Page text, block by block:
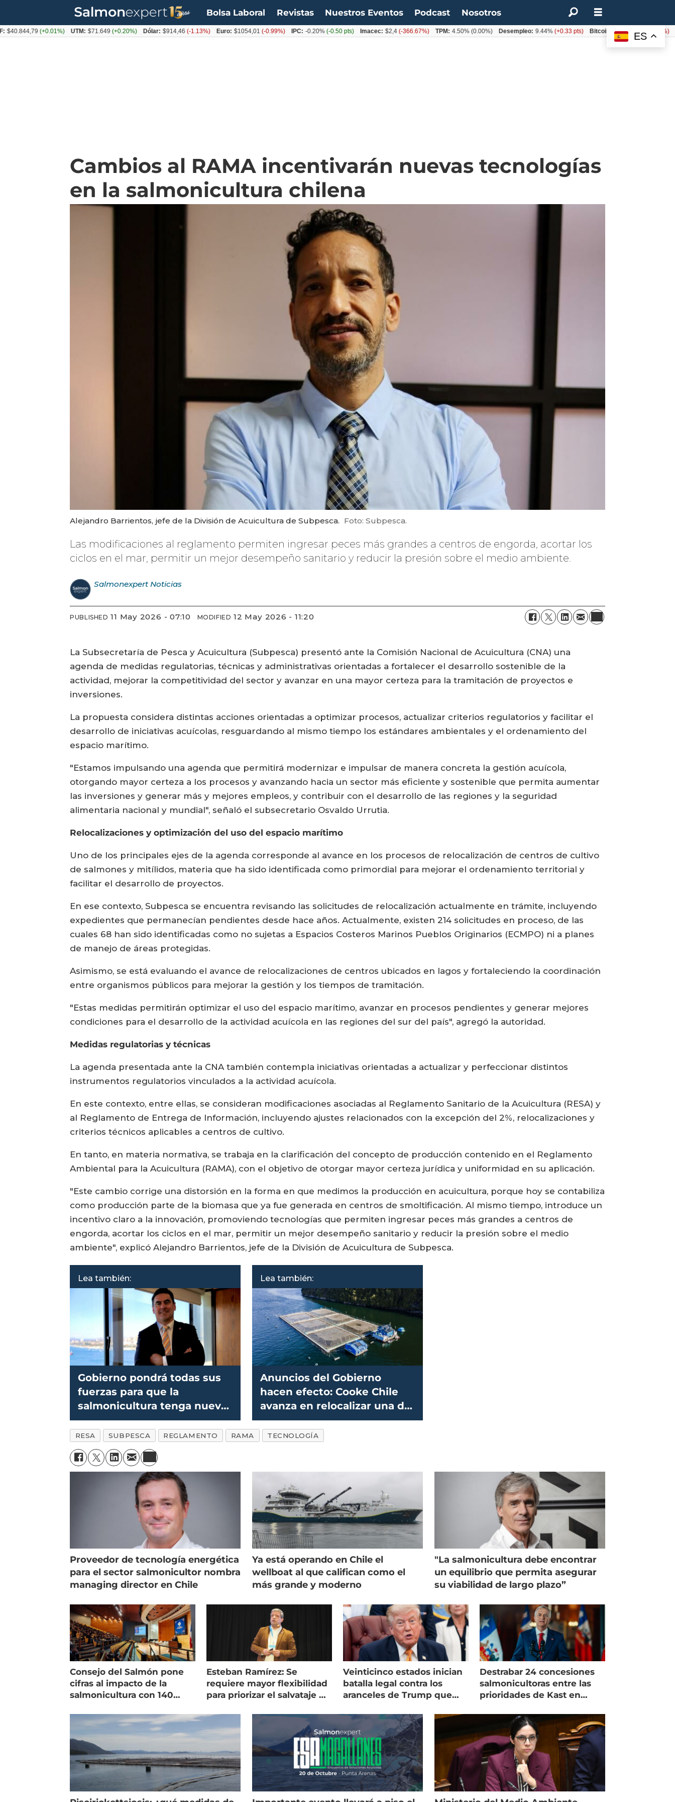
Bolsa Laboral Revistas Nuestros Eventos Podcast Nosotros
Cambios al RAMA incentivarán nuevas tecnologías
en la salmonicultura chilena
Alejandro Barrientos, jefe de la División de Acuicultura de Subpesca. Foto: Subpesca.
Las modificaciones al reglamento permiten ingresar peces más grandes a centros de engorda, acortar los
ciclos en el mar, permitir un mejor desempeño sanitario y reducir la presión sobre el medio ambiente.
Salmonexpert Noticias
PUBLISHED 11 May 2026 - 07:10 MODIFIED 12 May 2026 - 11:20
La Subsecretaría de Pesca y Acuicultura (Subpesca) presentó ante la Comisión Nacional de Acuicultura (CNA) una
agenda de medidas regulatorias, técnicas y administrativas orientadas a fortalecer el desarrollo sostenible de la
actividad, mejorar la competitividad del sector y avanzar en una mayor certeza para la tramitación de proyectos e
inversiones.
La propuesta considera distintas acciones orientadas a optimizar procesos, actualizar criterios regulatorios y facilitar el
desarrollo de iniciativas acuícolas, resguardando al mismo tiempo los estándares ambientales y el ordenamiento del
espacio marítimo.
"Estamos impulsando una agenda que permitirá modernizar e impulsar de manera concreta la gestión acuícola,
otorgando mayor certeza a los procesos y avanzando hacia un sector más eficiente y sostenible que permita aumentar
las inversiones y generar más y mejores empleos, y contribuir con el desarrollo de las regiones y la seguridad
alimentaria nacional y mundial", señaló el subsecretario Osvaldo Urrutia.
Relocalizaciones y optimización del uso del espacio marítimo
Uno de los principales ejes de la agenda corresponde al avance en los procesos de relocalización de centros de cultivo
de salmones y mitílidos, materia que ha sido identificada como primordial para mejorar el ordenamiento territorial y
facilitar el desarrollo de proyectos.
En ese contexto, Subpesca se encuentra revisando las solicitudes de relocalización actualmente en trámite, incluyendo
expedientes que permanecían pendientes desde hace años. Actualmente, existen 214 solicitudes en proceso, de las
cuales 68 han sido identificadas como no sujetas a Espacios Costeros Marinos Pueblos Originarios (ECMPO) ni a planes
de manejo de áreas protegidas.
Asimismo, se está evaluando el avance de relocalizaciones de centros ubicados en lagos y fortaleciendo la coordinación
entre organismos públicos para mejorar la gestión y los tiempos de tramitación.
"Estas medidas permitirán optimizar el uso del espacio marítimo, avanzar en procesos pendientes y generar mejores
condiciones para el desarrollo de la actividad acuícola en las regiones del sur del país", agregó la autoridad.
Medidas regulatorias y técnicas
La agenda presentada ante la CNA también contempla iniciativas orientadas a actualizar y perfeccionar distintos
instrumentos regulatorios vinculados a la actividad acuícola.
En este contexto, entre ellas, se consideran modificaciones asociadas al Reglamento Sanitario de la Acuicultura (RESA) y
al Reglamento de Entrega de Información, incluyendo ajustes relacionados con la excepción del 2%, relocalizaciones y
criterios técnicos aplicables a centros de cultivo.
En tanto, en materia normativa, se trabaja en la clarificación del concepto de producción contenido en el Reglamento
Ambiental para la Acuicultura (RAMA), con el objetivo de otorgar mayor certeza jurídica y uniformidad en su aplicación.
"Este cambio corrige una distorsión en la forma en que medimos la producción en acuicultura, porque hoy se contabiliza
como producción parte de la biomasa que ya fue generada en centros de smoltificación. Al mismo tiempo, introduce un
incentivo claro a la innovación, promoviendo tecnologías que permiten ingresar peces más grandes a centros de
engorda, acortar los ciclos en el mar, permitir un mejor desempeño sanitario y reducir la presión sobre el medio
ambiente", explicó Alejandro Barrientos, jefe de la División de Acuicultura de Subpesca.
Lea también:
Gobierno pondrá todas sus
fuerzas para que la
salmonicultura tenga nueva
regulación este año
Lea también:
Anuncios del Gobierno
hacen efecto: Cooke Chile
avanza en relocalizar una de
sus concesiones
RESA SUBPESCA REGLAMENTO RAMA TECNOLOGÍA
Proveedor de tecnología energética
para el sector salmonicultor nombra
managing director en Chile
Ya está operando en Chile el
wellboat al que califican como el
más grande y moderno
"La salmonicultura debe encontrar
un equilibrio que permita asegurar
su viabilidad de largo plazo”
Consejo del Salmón pone
cifras al impacto de la
salmonicultura con 140
Esteban Ramírez: Se
requiere mayor flexibilidad
para priorizar el salvataje de
Veinticinco estados inician
batalla legal contra los
aranceles de Trump que
Destrabar 24 concesiones
salmonicultoras entre las
prioridades de Kast en
ES
(+0.01%) UTM: $71.649(+0.20%) Dólar: $914,46(-1.13%) Euro: $1054,01(-0.99%) IPC: -0.20%(-0.50 pts) Imacec: $2,4(-366.67%) TPM: 4.50%(0.00%) Desempleo: 9.44%(+0.33 pts) Bitcoin: $62.760,11 UF: